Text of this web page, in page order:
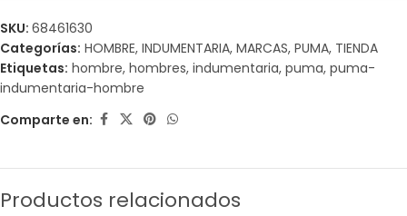
SKU: 68461630
Categorías: HOMBRE, INDUMENTARIA, MARCAS, PUMA, TIENDA
Etiquetas: hombre, hombres, indumentaria, puma, puma-
indumentaria-hombre
Comparte en:
Productos relacionados